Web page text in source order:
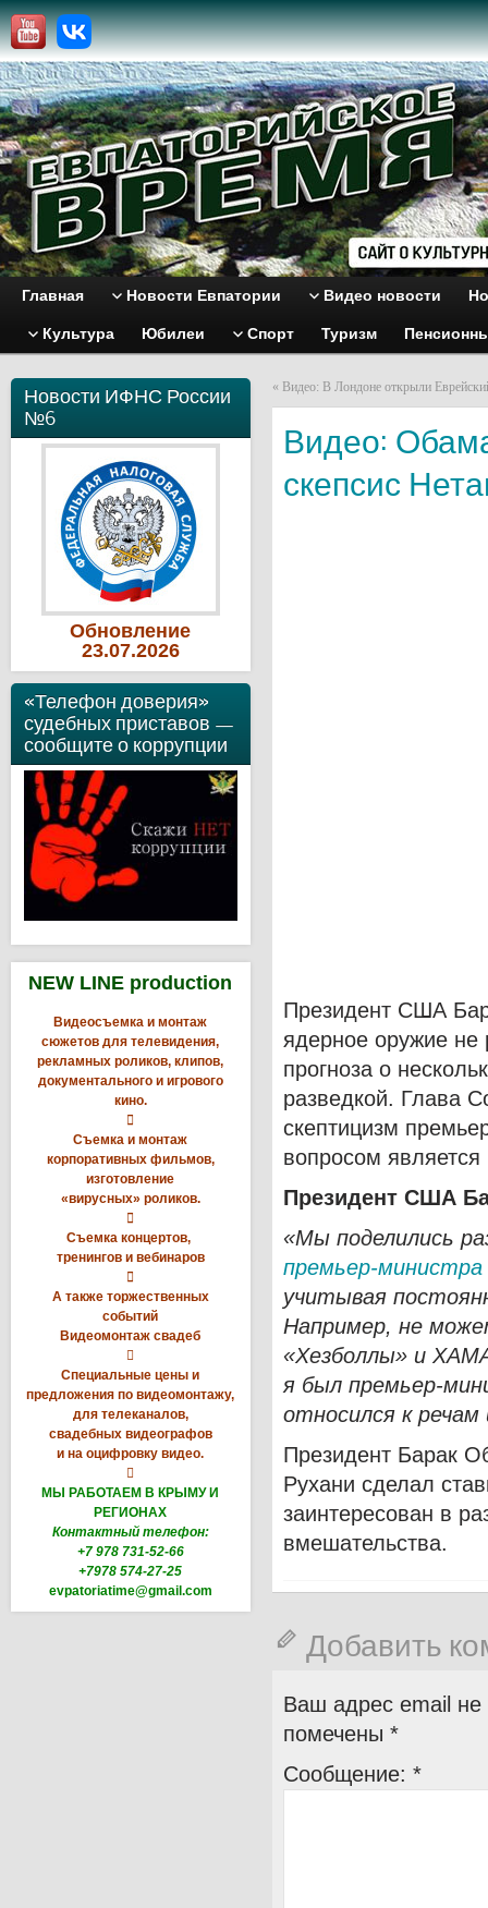
Главная Новости Евпатории Видео новости
Культура Юбилеи Спорт Туризм
Новости ИФНС России
№6
Обновление
23.07.2026
«Телефон доверия»
судебных приставов —
сообщите о коррупции
NEW LINE production
Видеосъемка и монтаж
сюжетов для телевидения,
рекламных роликов, клипов,
документального и игрового
кино.

Съемка и монтаж
корпоративных фильмов,
изготовление
«вирусных» роликов.

Съемка концертов,
тренингов и вебинаров

А также торжественных
событий
Видеомонтаж свадеб

Специальные цены и
предложения по видеомонтажу,
для телеканалов,
свадебных видеографов
и на оцифровку видео.

МЫ РАБОТАЕМ В КРЫМУ И
РЕГИОНАХ
Контактный телефон:
+7 978 731-52-66
+7978 574-27-25
evpatoriatime@gmail.com
« Видео: В Лондоне открыли
Видео:
скепсис
Президент США
ядерное оружие не
прогноза о
разведкой. Глава
скептицизм
вопросом является
Президент США
«Мы поделились
премьер-министра
учитывая
Например, не
«Хезболлы» и
я был премьер-
относился к речам
Президент Барак
Рухани сделал
заинтересован в
вмешательства.
Добавить
Ваш адрес email не
помечены *
Сообщение: *